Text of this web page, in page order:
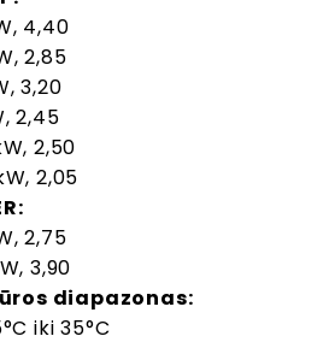
4,40
2,85
3,20
2,45
2,50
2,05
2,75
3,90
diapazonas:
iki 35°C